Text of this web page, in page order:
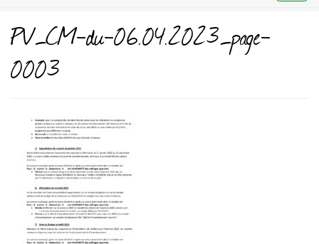
PV_CM-du-06.04.2023_page-
0003